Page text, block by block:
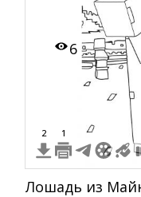
6
2 1
Лошадь из